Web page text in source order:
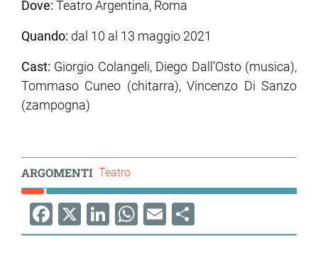
Dove: Teatro Argentina, Roma
Quando: dal 10 al 13 maggio 2021
Cast: Giorgio Colangeli, Diego Dall’Osto (musica),
Tommaso Cuneo (chitarra), Vincenzo Di Sanzo
(zampogna)
ARGOMENTI Teatro
Facebook
X LinkedIn
WhatsApp
EmailShare